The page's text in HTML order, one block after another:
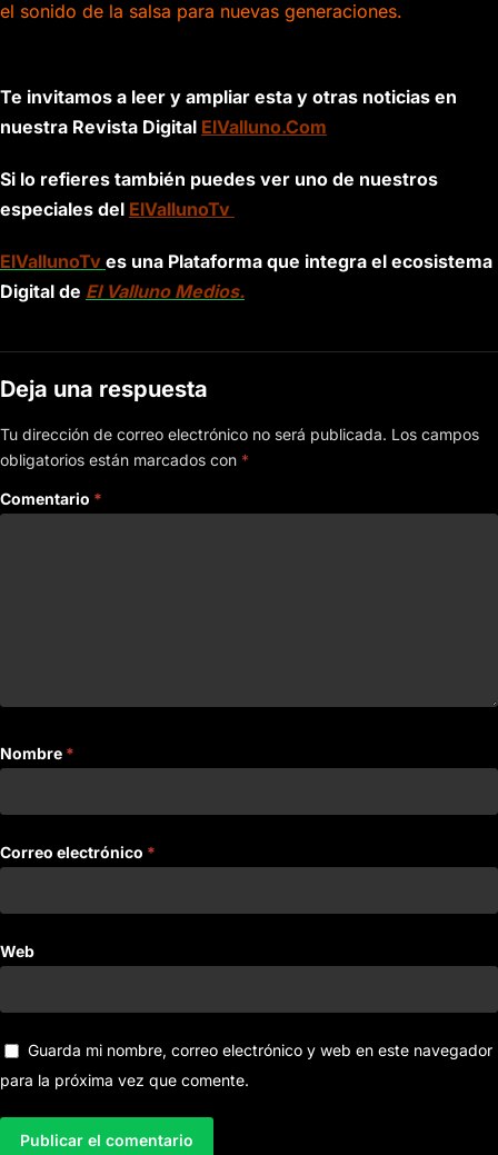
el sonido de la salsa para nuevas generaciones.
Te invitamos a leer y ampliar esta y otras noticias en
nuestra Revista Digital ElValluno.Com
Si lo refieres también puedes ver uno de nuestros
especiales del ElVallunoTv
ElVallunoTv es una Plataforma que integra el ecosistema
Digital de El Valluno Medios.
Deja una respuesta
Tu dirección de correo electrónico no será publicada. Los campos
obligatorios están marcados con *
Comentario *
Nombre *
Correo electrónico *
Web
Guarda mi nombre, correo electrónico y web en este navegador
para la próxima vez que comente.